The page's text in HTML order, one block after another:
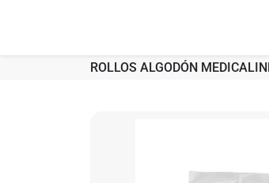
ROLLOS ALGODÓN